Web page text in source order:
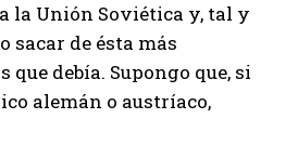
la Unión Soviética y, tal y
sacar de ésta más
que debía. Supongo que, si
alemán o austríaco,